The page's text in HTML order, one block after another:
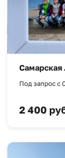
Самарская
Под запрос с
2 400